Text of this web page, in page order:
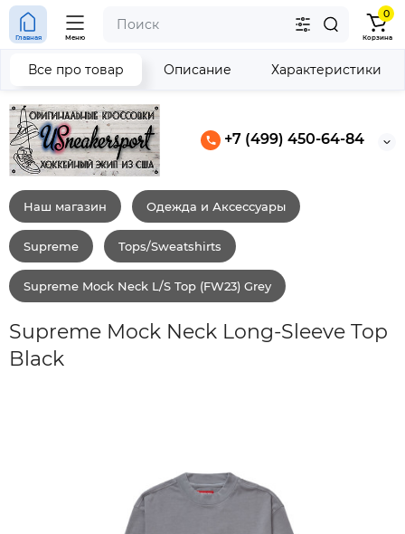
+7 (499) 450-64-84
Главная Меню
0
Корзина
Наш магазин Одежда и Аксессуары
Supreme Tops/Sweatshirts
Supreme Mock Neck L/S Top (FW23) Grey
Supreme Mock Neck Long-Sleeve Top
Black
Все про товар Описание Характеристики